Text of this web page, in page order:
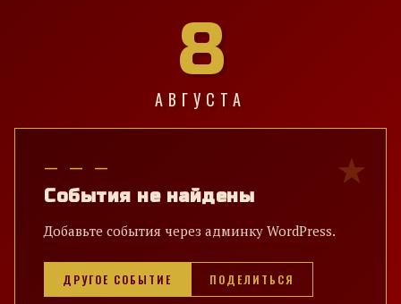
8
АВГУСТА
— — —
События не найдены
Добавьте события через админку WordPress.
ДРУГОЕ СОБЫТИЕ ПОДЕЛИТЬСЯ